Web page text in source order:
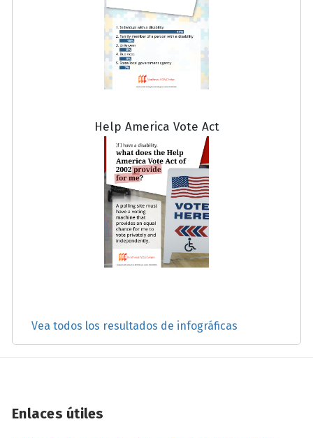
Help America Vote Act
Vea todos los resultados de infográficas
Enlaces útiles